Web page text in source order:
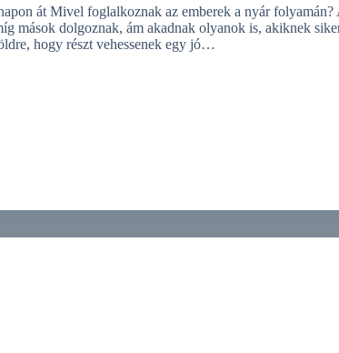
át Mivel foglalkoznak az emberek a nyár folyamán?
mások dolgoznak, ám akadnak olyanok is, akiknek
hogy részt vehessenek egy jó…